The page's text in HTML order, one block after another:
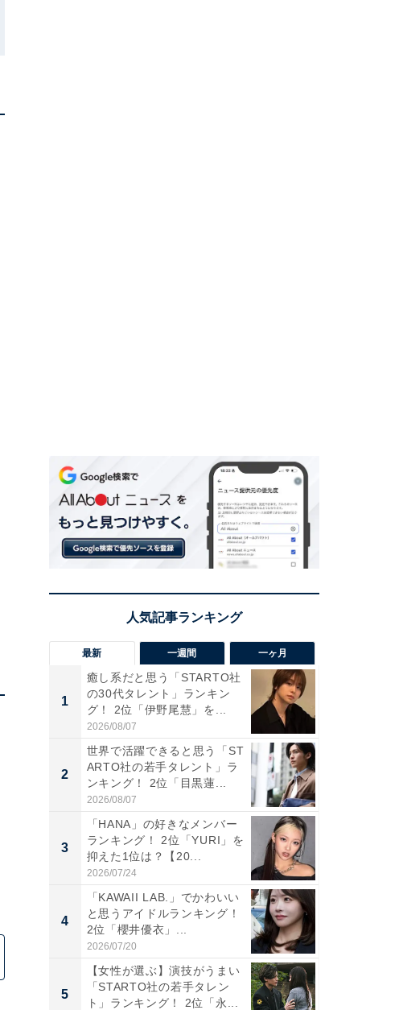
最新 一週間 一ヶ月
1
癒し系だと思う「STARTO社
の30代タレント」ランキン
グ！ 2位「伊野尾慧」を...
2026/08/07
2
世界で活躍できると思う「ST
ARTO社の若手タレント」ラ
ンキング！ 2位「目黒蓮...
2026/08/07
3
「HANA」の好きなメンバー
ランキング！ 2位「YURI」を
抑えた1位は？【20...
2026/07/24
4
「KAWAII LAB.」でかわいい
と思うアイドルランキング！
2位「櫻井優衣」...
2026/07/20
5
【女性が選ぶ】演技がうまい
「STARTO社の若手タレン
ト」ランキング！ 2位「永...